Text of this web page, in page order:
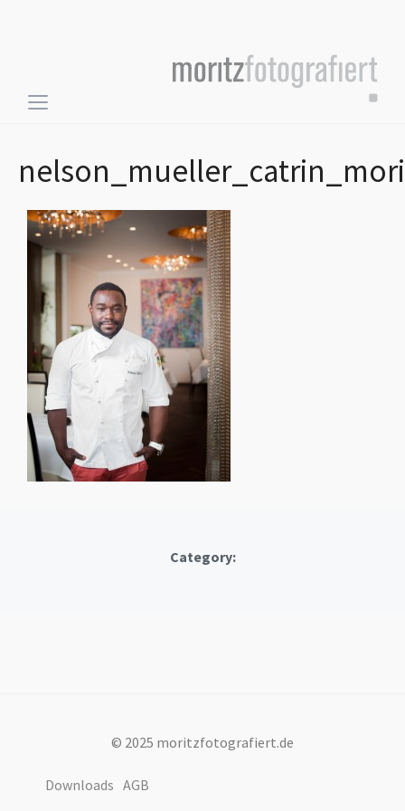
Toggle
navigation
Category:
© 2025 moritzfotografiert.de
Downloads AGB